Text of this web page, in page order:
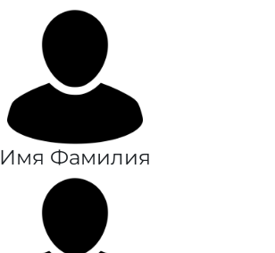
Имя Фамилия